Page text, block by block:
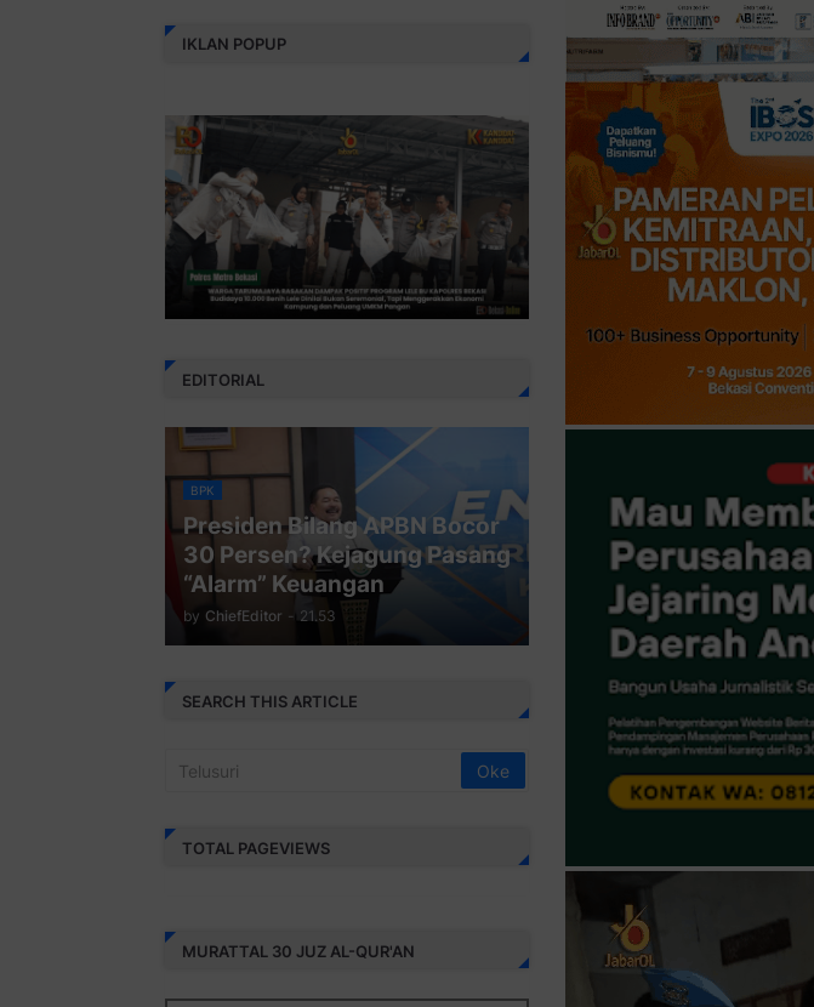
IKLAN POPUP
EDITORIAL
BPK
Presiden Bilang APBN Bocor
30 Persen? Kejagung Pasang
“Alarm” Keuangan
by ChiefEditor - 21.53
SEARCH THIS ARTICLE
TOTAL PAGEVIEWS
MURATTAL 30 JUZ AL-QUR'AN